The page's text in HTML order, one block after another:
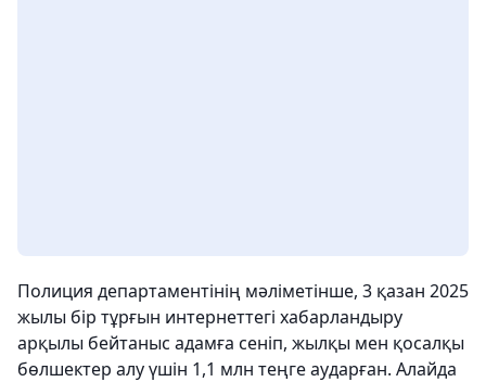
Полиция департаментінің мәліметінше, 3 қазан 2025
жылы бір тұрғын интернеттегі хабарландыру
арқылы бейтаныс адамға сеніп, жылқы мен қосалқы
бөлшектер алу үшін 1,1 млн теңге аударған. Алайда